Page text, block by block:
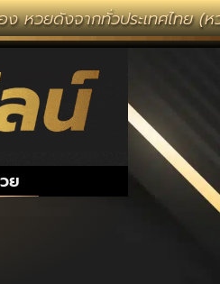
ดังจากทั่วประเทศไทย (หวย
ย